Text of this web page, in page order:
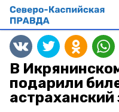
В
подарили
астраханский